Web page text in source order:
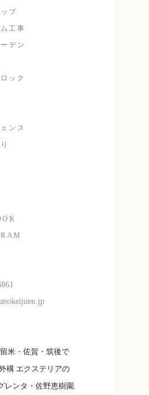
プ
工事
デン
ック
ンス
米・佐賀・筑後で
構 エクステリアの
レンタ・佐野恵樹園.